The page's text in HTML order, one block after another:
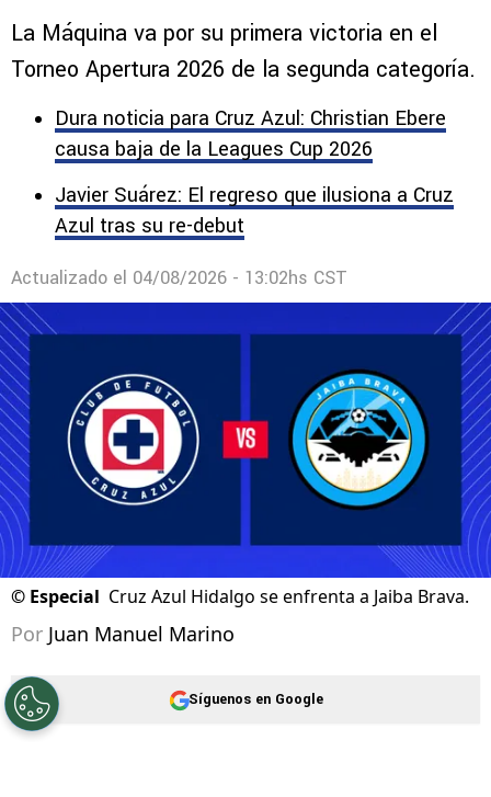
La Máquina va por su primera victoria en el
Torneo Apertura 2026 de la segunda categoría.
Dura noticia para Cruz Azul: Christian Ebere
causa baja de la Leagues Cup 2026
Javier Suárez: El regreso que ilusiona a Cruz
Azul tras su re-debut
Actualizado el 04/08/2026 - 13:02hs CST
© Especial Cruz Azul Hidalgo se enfrenta a Jaiba Brava.
Por Juan Manuel Marino
Síguenos en Google